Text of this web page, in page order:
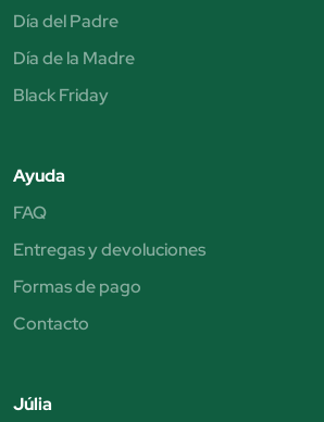
Día del Padre
Día de la Madre
Black Friday
Ayuda
FAQ
Entregas y devoluciones
Formas de pago
Contacto
Júlia